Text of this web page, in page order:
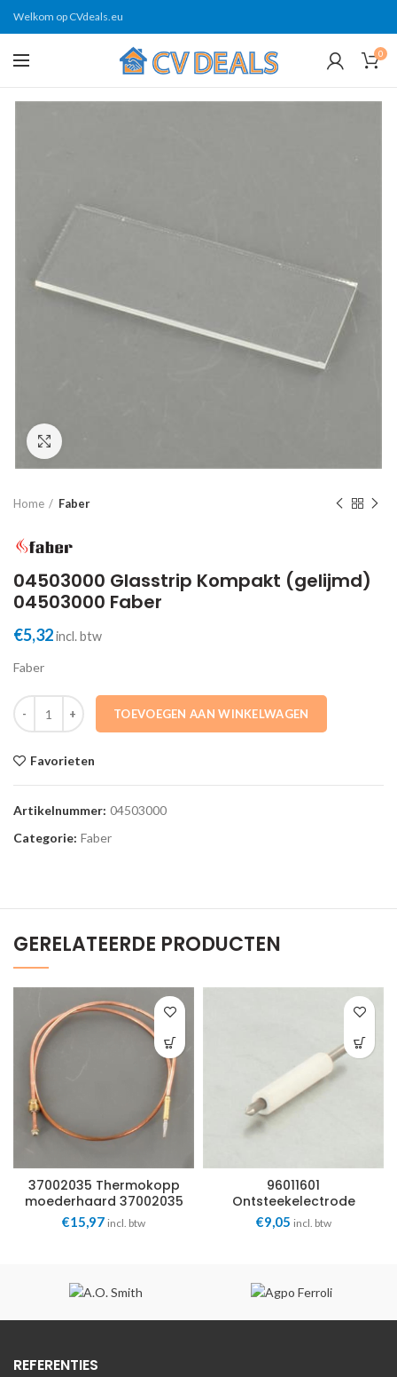
Welkom op CVdeals.eu
0
Home Faber
04503000 Glasstrip Kompakt (gelijmd)
04503000 Faber
€5,32incl. btw
Faber
04503000 Glasstrip Kompakt (gelijmd) 04503000 Faber aantal
TOEVOEGEN AAN WINKELWAGEN
Favorieten
Artikelnummer: 04503000
Categorie: Faber
GERELATEERDE PRODUCTEN
37002035 Thermokopp
moederhaard 37002035
Faber
€15,97 incl. btw
96011601
Ontsteekelectrode
96011601 Faber
€9,05 incl. btw
REFERENTIES